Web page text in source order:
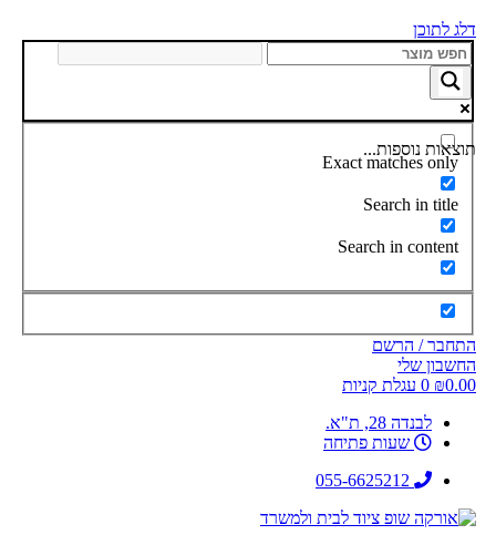
דלג לתוכן
תוצאות נוספות...
Exact matches only
Search in title
Search in content
התחבר / הרשם
החשבון שלי
₪0.00
0 עגלת קניות
לבנדה 28, ת"א.
שעות פתיחה
055-6625212